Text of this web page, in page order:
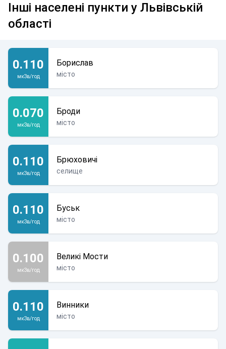
Інші населені пункти у Львівській
області
0.110
мкЗв/год
Борислав
місто
0.070
мкЗв/год
Броди
місто
0.110
мкЗв/год
Брюховичі
селище
0.110
мкЗв/год
Буськ
місто
0.100
мкЗв/год
Великі Мости
місто
0.110
мкЗв/год
Винники
місто